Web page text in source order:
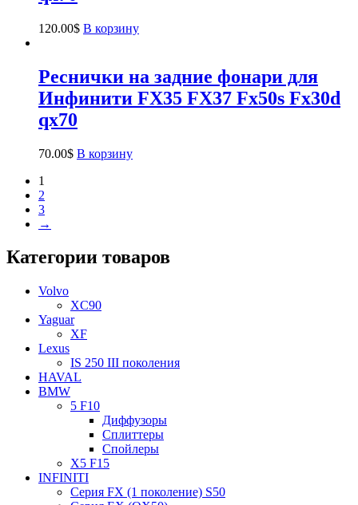
120.00$ В корзину
Реснички на задние фонари для
Инфинити FX35 FX37 Fx50s Fx30d
qx70
70.00$ В корзину
1
2
3
→
Категории товаров
Volvo
XC90
Yaguar
XF
Lexus
IS 250 III поколения
HAVAL
BMW
5 F10
Диффузоры
Сплиттеры
Спойлеры
X5 F15
INFINITI
Серия FX (1 поколение) S50